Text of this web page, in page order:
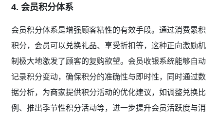
4. 会员积分体系
会员积分体系是增强顾客粘性的有效手段。通过消费累积
积分，会员可以兑换礼品、享受折扣等，这种正向激励机
制极大地激发了顾客的复购欲望。会员收银系统能够自动
记录积分变动，确保积分的准确性与即时性，同时通过数
据分析，为商家提供积分活动的优化建议，如调整兑换比
例、推出季节性积分活动等，进一步提升会员活跃度与消